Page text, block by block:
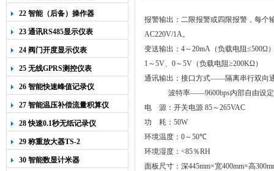
22 智能（后备）操作器
23 通讯RS485显示仪表
24 阀门开度显示仪表
25 无线GPRS测控仪表
26 智能快速峰值记录仪
27 智能温压补偿流量积算仪
28 快速0.1秒无纸记录仪
29 称重放大器TS-2
30 智能数显计米器
报警输出：二限报警或四限报警，每个
AC220V/1A。
变送输出： 4～20mA （负载电阻 ≤500Ω
1 ～5V、0～5V（负载电阻 ≥200KΩ）
通讯输出：接口方式——隔离串行双向
波特率——9600bps内部自由设定
电
源：开关电源 85～265VAC
功
耗： 50W
环境温度： 0～50℃
环境湿度： <85％RH
面板尺寸：深445mm×宽400mm×高